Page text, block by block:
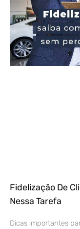
Fidelização De
Nessa Tarefa
Dicas importantes